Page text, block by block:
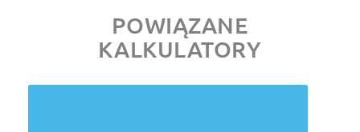
POWIĄZANE
KALKULATORY